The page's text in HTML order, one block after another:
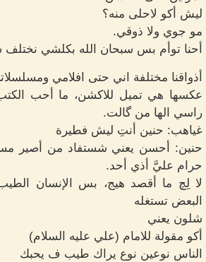
ليش أكو لاحلى منه؟
مو جوي ولا ذوقي.
أحنا توأم بس سبحان الله بكلشي
أذواقنا مختلفة اني حتى افلامي
عكسها هي تميل للاكشن، ما أحب
راسي الها من گالت.
غياهب: حنين أنتِ ليش فطيرة
حنين: أحسن يعني شستفاد من أصير
حرام عليَّ أذي أحد.
لا لِچ ما أقصد هيج، بس الإنسان الطيب
البعض تستغله
شلون يعني
أكو مقولة للامام (علي عليه السلام)
الناس نوعين نوع يراك طيب ف يحبك